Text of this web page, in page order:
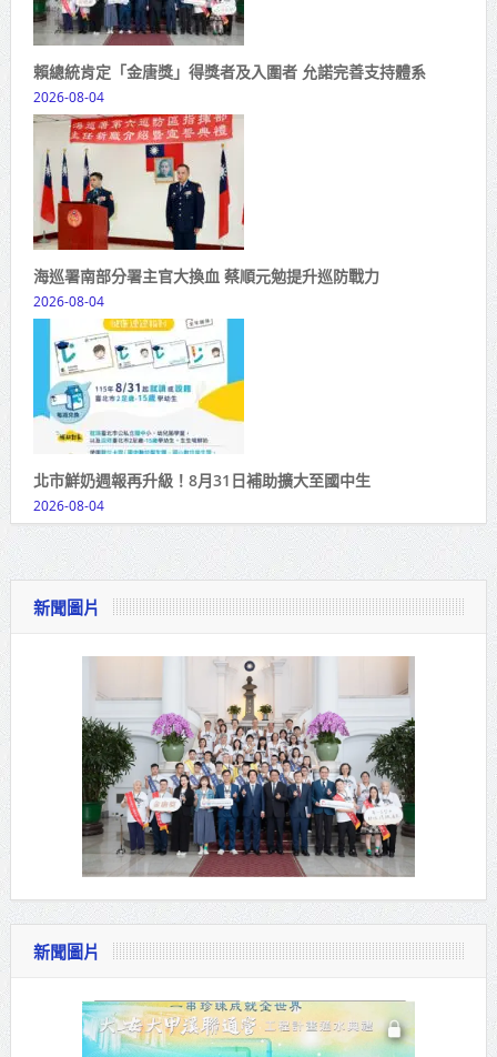
賴總統肯定「金唐獎」得獎者及入圍者 允諾完善支持體系
2026-08-04
海巡署南部分署主官大換血 蔡順元勉提升巡防戰力
2026-08-04
北市鮮奶週報再升級！8月31日補助擴大至國中生
2026-08-04
新聞圖片
新聞圖片